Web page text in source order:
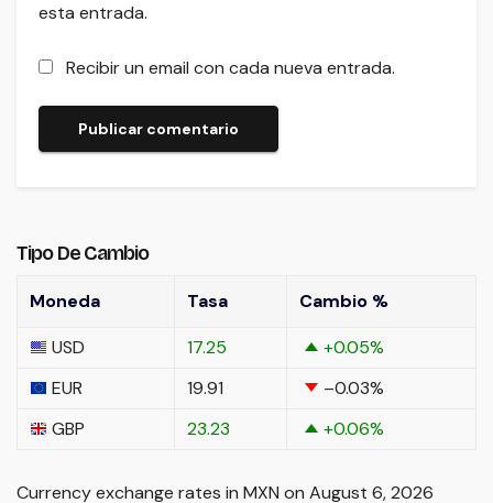
esta entrada.
Recibir un email con cada nueva entrada.
Tipo De Cambio
Moneda Tasa
Cambio %
USD
17.25 +0.05%
EUR
19.91 –0.03%
GBP
23.23 +0.06%
Currency exchange rates in MXN on August 6, 2026